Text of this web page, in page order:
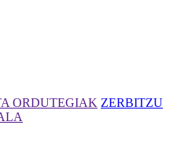
ORDUTEGIAK ZERBITZU